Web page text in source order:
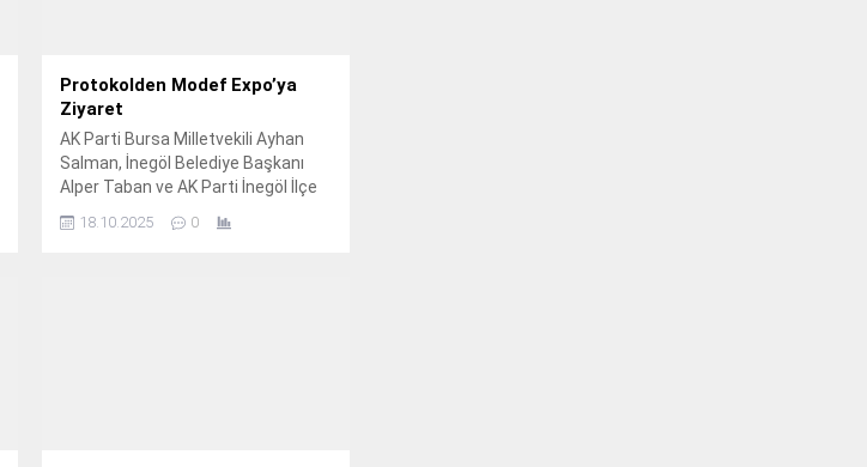
Protokolden Modef Expo’ya
Ziyaret
AK Parti Bursa Milletvekili Ayhan
Salman, İnegöl Belediye Başkanı
Alper Taban ve AK Parti İnegöl İlçe
Başkanı Mustafa Durmuş, 53.
18.10.2025 0